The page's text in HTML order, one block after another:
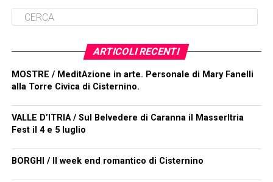
ARTICOLI RECENTI
MOSTRE / MeditAzione in arte. Personale di Mary Fanelli
alla Torre Civica di Cisternino.
VALLE D’ITRIA / Sul Belvedere di Caranna il MasserItria
Fest il 4 e 5 luglio
BORGHI / Il week end romantico di Cisternino